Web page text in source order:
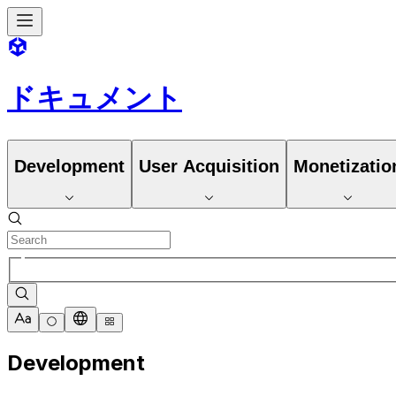
ドキュメント
Development User Acquisition
Development